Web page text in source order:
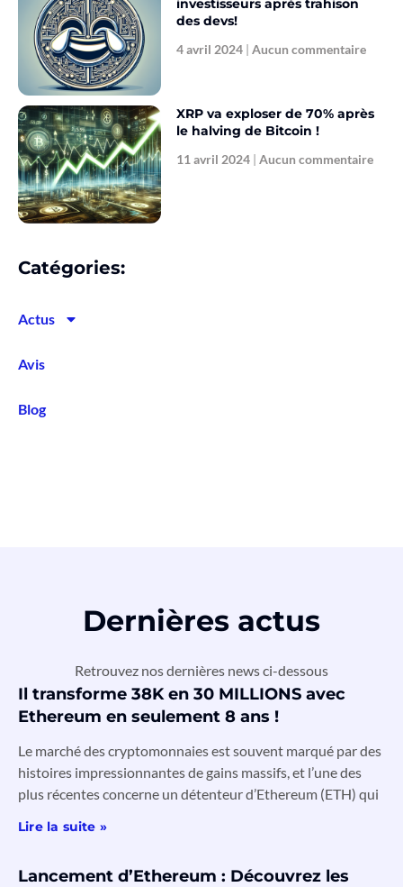
investisseurs après trahison
des devs!
4 avril 2024 Aucun commentaire
XRP va exploser de 70% après
le halving de Bitcoin !
11 avril 2024 Aucun commentaire
Catégories:
Actus
Avis
Blog
Dernières actus
Retrouvez nos dernières news ci-dessous
Il transforme 38K en 30 MILLIONS avec
Ethereum en seulement 8 ans !
Le marché des cryptomonnaies est souvent marqué par des
histoires impressionnantes de gains massifs, et l’une des
plus récentes concerne un détenteur d’Ethereum (ETH) qui
Lire la suite »
Lancement d’Ethereum : Découvrez les